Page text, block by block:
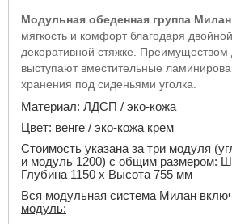
Модульная обеденная группа Милан
мягкость и комфорт благодаря
декоративной стяжке.
выступают вместительные
хранения под сиденьями уголка.
Материал: ЛДСП / эко-кожа
Цвет: венге / эко-кожа крем
Стоимость указана за три модуля
и модуль 1200) с общим размером:
Глубина 1150 х Высота 755 мм
Вся модульная система Милан
модуль: